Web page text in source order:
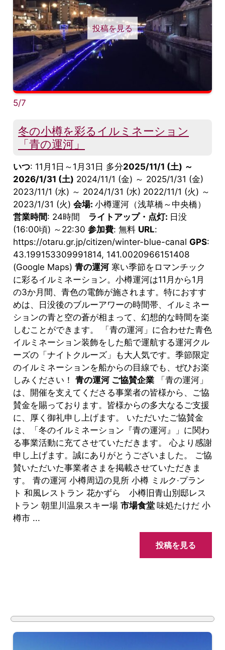
投稿を見る
5/7
冬の小樽を彩るイルミネーション
「青の運河」
いつ: 11月1日～1月31日 多分2025/11/1 (土) ～
2026/1/31 (土) 2024/11/1 (金) ～ 2025/1/31 (金)
2023/11/1 (水) ～ 2024/1/31 (水) 2022/11/1 (火) ～
2023/1/31 (火) 会場: 小樽運河（浅草橋～中央橋）
営業時間: 24時間 ライトアップ・点灯: 日没
(16:00頃) ～22:30 参加費: 無料 URL:
https://otaru.gr.jp/citizen/winter-blue-canal GPS:
43.199153309991814, 141.0020966151408
(Google Maps) 青の運河寒い季節をロマンチック
に彩るイルミネーション。小樽運河は11月から1月
の3か月間、青色の電飾が施されます。特におすす
めは、日没後のブルーアワーの時間帯、イルミネー
ションの青と空の蒼が相まって、幻想的な時間を楽
しむことができます。 「青の運河」に合わせた青色
イルミネーション装飾をした船で運航する運河クル
ーズの「ナイトクルーズ」も大人気です。季節限定
のイルミネーションを船からの目線でも、ぜひお楽
しみください！ 青の運河 ご協賛企業 「青の運河」
は、開催を支えてくださる事業者の皆様から、ご協
賛金を賜っております。皆様からの多大なるご支援
に、厚く御礼申し上げます。 いただいたご協賛金
は、「冬のイルミネーション『青の運河』」に関わ
る事業活動に充てさせていただきます。 心より感謝
申し上げます。誠にありがとうございました。 ご協
賛いただいた事業者さまを掲載させていただきま
す。 青の運河 小樽周辺の見所 小樽 ミルク·プラン
ト 和風レストラン 花かずら 小樽旧青山別邸レス
トラン 朝里川温泉スキー場 市場食堂 味処たけだ 小
樽市 ...
投稿を見る